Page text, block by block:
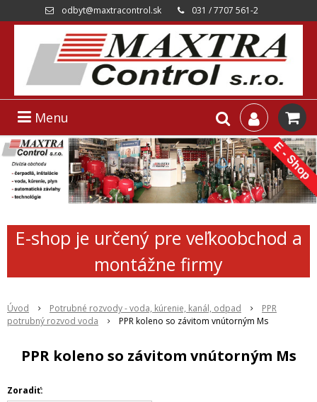
odbyt@maxtracontrol.sk 031 / 7707 561-2
Menu
E-shop je určený pre veľkoobchod a
montážne firmy
Úvod Potrubné rozvody - voda, kúrenie, kanál, odpad
PPR
potrubný rozvod voda
PPR koleno so závitom vnútorným Ms
PPR koleno so závitom vnútorným Ms
Zoradiť: